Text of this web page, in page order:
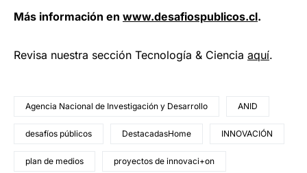
Más información en www.desafiospublicos.cl.
Revisa nuestra sección Tecnología & Ciencia aquí.
Agencia Nacional de Investigación y Desarrollo ANID
desafíos públicos DestacadasHome INNOVACIÓN
plan de medios proyectos de innovaci+on